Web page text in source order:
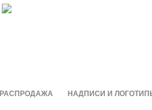
РАСПРОДАЖА НАДПИСИ И